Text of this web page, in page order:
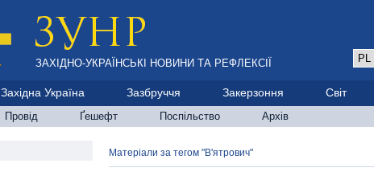
ЗАХІДНО-УКРАЇНСЬКІ НОВИНИ ТА РЕФЛЕКСІЇ PL
Західна Україна Зазбруччя Закерзоння Світ
Провід Ґешефт Поспільство Архів
Матеріали за тегом "В'ятрович"